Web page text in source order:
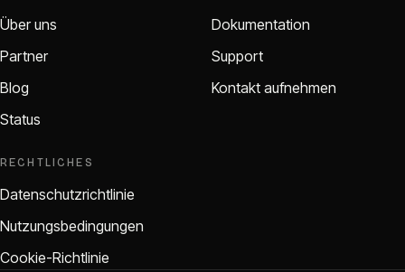
Über uns
Partner
Blog
Status
Dokumentation
Support
Kontakt aufnehmen
RECHTLICHES
Datenschutzrichtlinie
Nutzungsbedingungen
Cookie-Richtlinie